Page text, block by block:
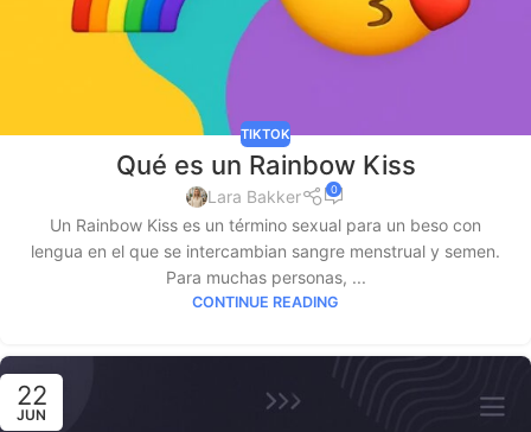
TIKTOK
Qué es un Rainbow Kiss
Lara Bakker 0
Un Rainbow Kiss es un término sexual para un beso con
lengua en el que se intercambian sangre menstrual y semen.
Para muchas personas, ...
CONTINUE READING
22
JUN